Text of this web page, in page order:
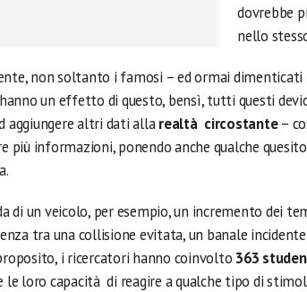
dovrebbe
nello
non soltanto i famosi – ed ormai
un effetto di questo, bensì, tutti questi
aggiungere altri dati allarealtà circostante–
più informazioni, ponendo anche qualche
di un veicolo, per esempio, un incremento dei
tra una collisione evitata, un banale
i ricercatori hanno coinvolto 363
le loro capacità di reagire a qualche tipo di